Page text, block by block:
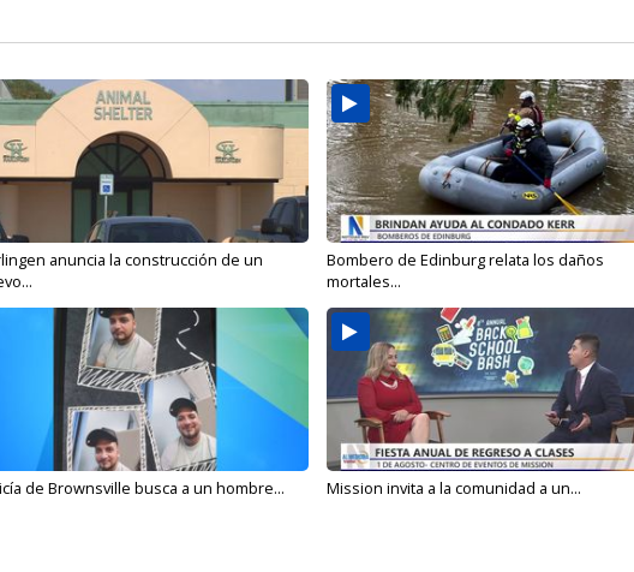
anuncia la construcción de un
Bombero de Edinburg relata los daños
mortales...
de Brownsville busca a un hombre... Mission invita a la comunidad a un...